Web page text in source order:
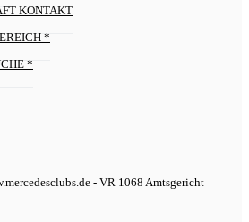
KONTAKT
*
*
- VR 1068 Amtsgericht